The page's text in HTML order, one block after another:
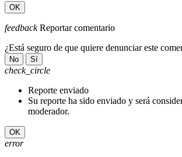
OK
feedback Reportar comentario
¿Está seguro de que quiere denunciar este
No Sí
check_circle
Reporte enviado
Su reporte ha sido enviado y será
moderador.
OK
error